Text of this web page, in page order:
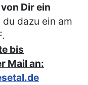
von Dir ein
dazu ein am
bis
Mail an: